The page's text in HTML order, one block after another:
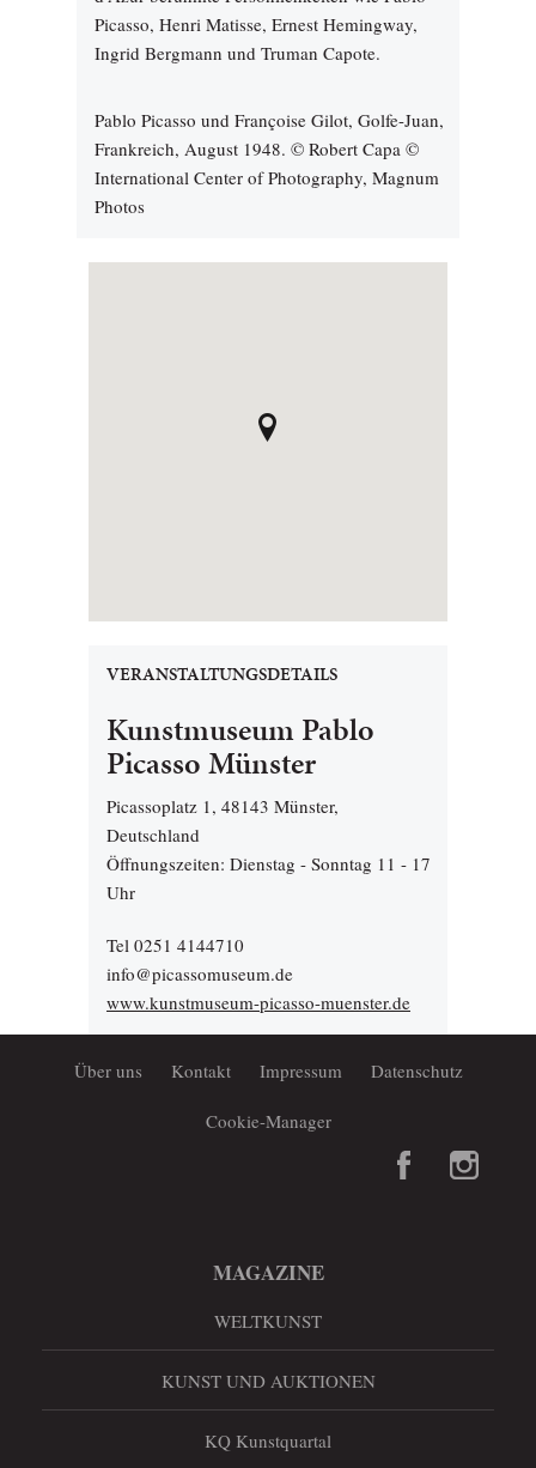
Picasso, Henri Matisse, Ernest Hemingway,
Ingrid Bergmann und Truman Capote.
Pablo Picasso und Françoise Gilot, Golfe-Juan,
Frankreich, August 1948. © Robert Capa ©
International Center of Photography, Magnum
Photos
VERANSTALTUNGSDETAILS
Kunstmuseum Pablo
Picasso Münster
Picassoplatz 1, 48143 Münster,
Deutschland
Öffnungszeiten: Dienstag - Sonntag 11 - 17
Uhr
Tel 0251 4144710
info@picassomuseum.de
www.kunstmuseum-picasso-muenster.de
Über uns Kontakt Impressum Datenschutz
Cookie-Manager
MAGAZINE
WELTKUNST
KUNST UND AUKTIONEN
KQ Kunstquartal